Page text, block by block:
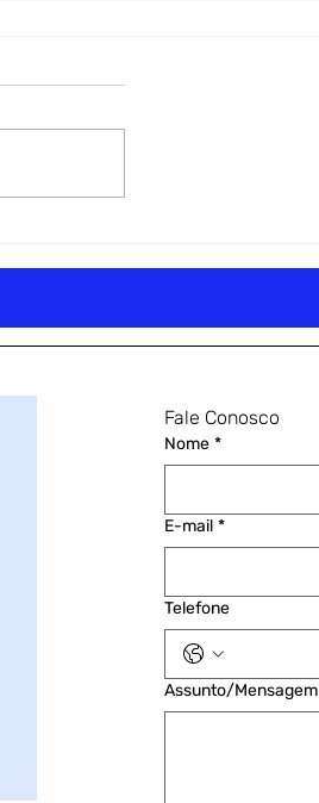
Fale Conosco
Nome *
E-mail *
Telefone
Assunto/Mensagem